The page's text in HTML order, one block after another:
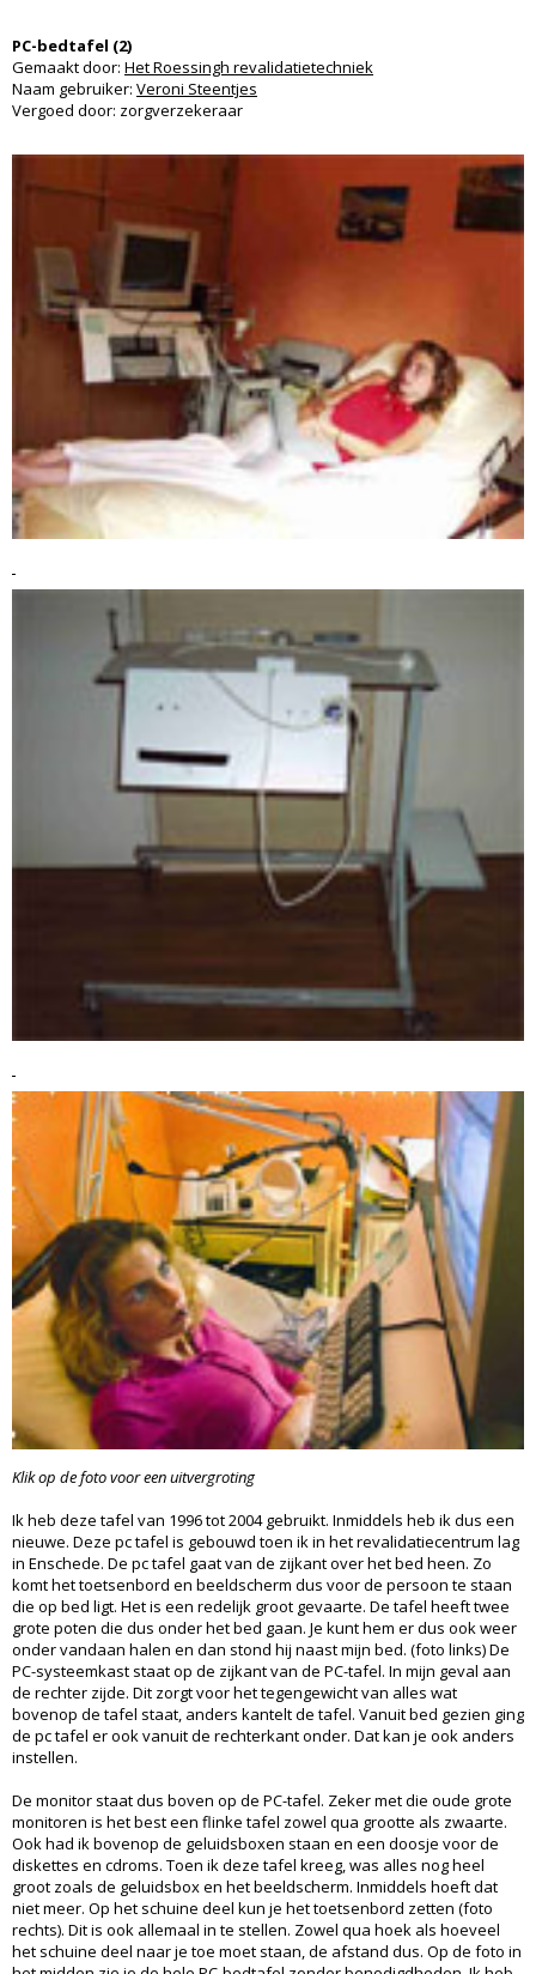
PC-bedtafel (2)
Gemaakt door: Het Roessingh revalidatietechniek
Naam gebruiker: Veroni Steentjes
Vergoed door: zorgverzekeraar
Klik op de foto voor een uitvergroting
Ik heb deze tafel van 1996 tot 2004 gebruikt. Inmiddels heb ik dus een
nieuwe. Deze pc tafel is gebouwd toen ik in het revalidatiecentrum lag
in Enschede. De pc tafel gaat van de zijkant over het bed heen. Zo
komt het toetsenbord en beeldscherm dus voor de persoon te staan
die op bed ligt. Het is een redelijk groot gevaarte. De tafel heeft twee
grote poten die dus onder het bed gaan. Je kunt hem er dus ook weer
onder vandaan halen en dan stond hij naast mijn bed. (foto links) De
PC-systeemkast staat op de zijkant van de PC-tafel. In mijn geval aan
de rechter zijde. Dit zorgt voor het tegengewicht van alles wat
bovenop de tafel staat, anders kantelt de tafel. Vanuit bed gezien ging
de pc tafel er ook vanuit de rechterkant onder. Dat kan je ook anders
instellen.
De monitor staat dus boven op de PC-tafel. Zeker met die oude grote
monitoren is het best een flinke tafel zowel qua grootte als zwaarte.
Ook had ik bovenop de geluidsboxen staan en een doosje voor de
diskettes en cdroms. Toen ik deze tafel kreeg, was alles nog heel
groot zoals de geluidsbox en het beeldscherm. Inmiddels hoeft dat
niet meer. Op het schuine deel kun je het toetsenbord zetten (foto
rechts). Dit is ook allemaal in te stellen. Zowel qua hoek als hoeveel
het schuine deel naar je toe moet staan, de afstand dus. Op de foto in